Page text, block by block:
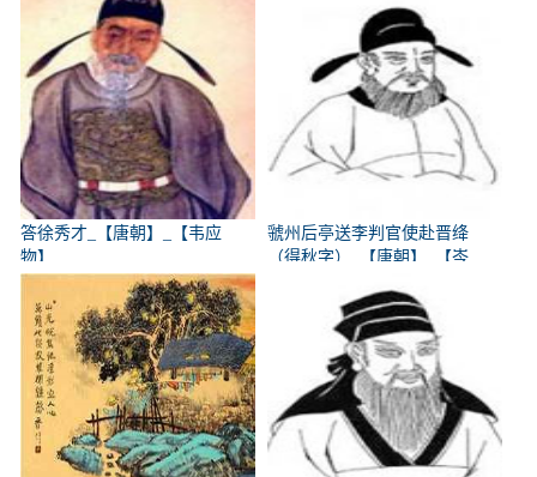
答徐秀才_【唐朝】_【韦应
物】
虢州后亭送李判官使赴晋绛
（得秋字）_【唐朝】_【岑